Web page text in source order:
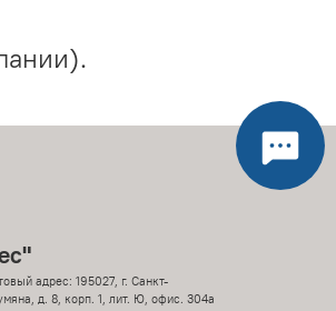
адрес: 195027, г. Санкт-
д. 8, корп. 1, лит. Ю, офис. 304а